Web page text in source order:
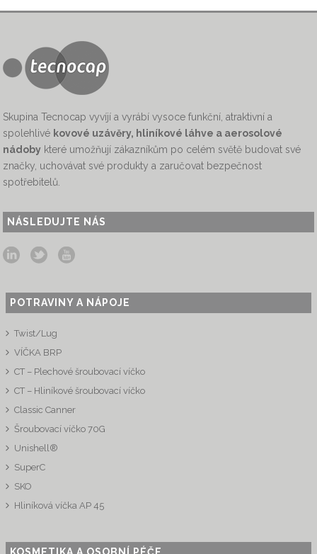
Skupina Tecnocap vyvíjí a vyrábí vysoce funkční, atraktivní a
spolehlivé kovové uzávěry, hliníkové láhve a aerosolové
nádoby které umožňují zákazníkům po celém světě budovat své
značky, uchovávat své produkty a zaručovat bezpečnost
spotřebitelů.
NÁSLEDUJTE NÁS
POTRAVINY A NÁPOJE
Twist/Lug
VÍČKA BRP
CT – Plechové šroubovací víčko
CT – Hliníkové šroubovací víčko
Classic Canner
Šroubovací víčko 70G
Unishell®
SuperC
SKO
Hliníková víčka AP 45